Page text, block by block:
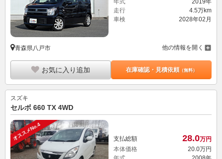
年式
2019年
走行
4.5万km
車検
2028年02月
青森県八戸市 他の情報を開く
お気に入り追加 在庫確認・見積依頼（無料）
スズキ
セルボ 660 TX 4WD
オススメNo.4 支払総額 28.0万円
本体価格
20. 0万円